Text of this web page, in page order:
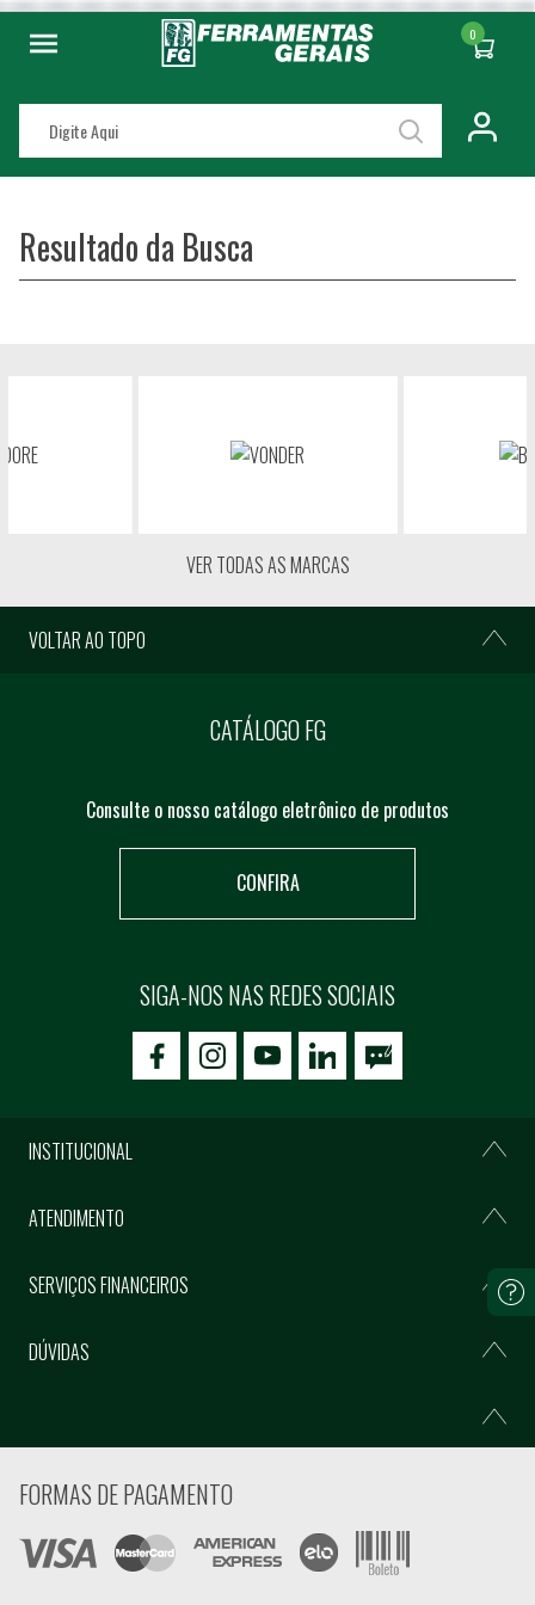
0
Resultado da Busca
VER TODAS AS MARCAS
VOLTAR AO TOPO
CATÁLOGO FG
Consulte o nosso catálogo eletrônico de produtos
CONFIRA
SIGA-NOS NAS REDES SOCIAIS
icon-facebookicon-social02icon-social03
INSTITUCIONAL
ATENDIMENTO
SERVIÇOS FINANCEIROS
DÚVIDAS
FORMAS DE PAGAMENTO